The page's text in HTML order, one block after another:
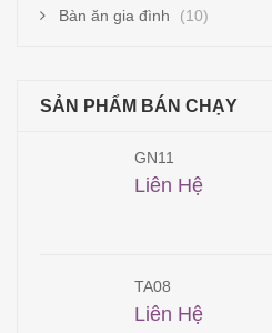
Bàn ăn gia đình
(10)
SẢN PHẨM BÁN CHẠY
GN11
Liên Hệ
TA08
Liên Hệ